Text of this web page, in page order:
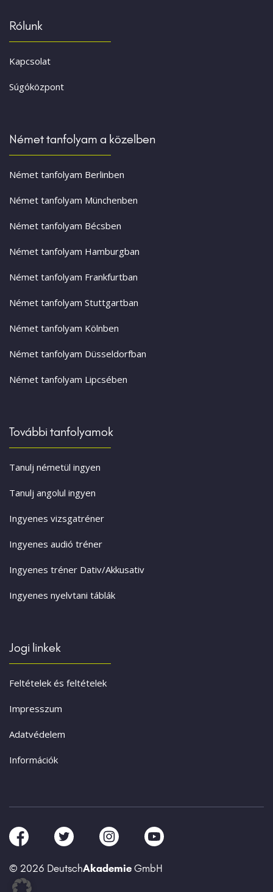
Rólunk
Kapcsolat
Súgóközpont
Német tanfolyam a közelben
Német tanfolyam Berlinben
Német tanfolyam Münchenben
Német tanfolyam Bécsben
Német tanfolyam Hamburgban
Német tanfolyam Frankfurtban
Német tanfolyam Stuttgartban
Német tanfolyam Kölnben
Német tanfolyam Düsseldorfban
Német tanfolyam Lipcsében
További tanfolyamok
Tanulj németül ingyen
Tanulj angolul ingyen
Ingyenes vizsgatréner
Ingyenes audió tréner
Ingyenes tréner Dativ/Akkusativ
Ingyenes nyelvtani táblák
Jogi linkek
Feltételek és feltételek
Impresszum
Adatvédelem
Információk
© 2026 DeutschAkademie GmbH